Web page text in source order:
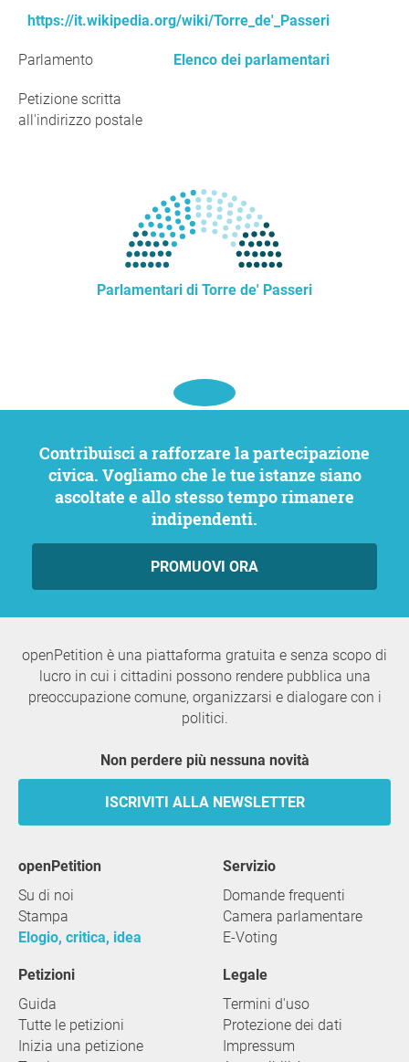
https://it.wikipedia.org/wiki/Torre_de'_Passeri
Parlamento Elenco dei parlamentari
Petizione scritta
all'indirizzo postale
Parlamentari di Torre de' Passeri
Contribuisci a rafforzare la partecipazione
civica. Vogliamo che le tue istanze siano
ascoltate e allo stesso tempo rimanere
indipendenti.
PROMUOVI ORA
openPetition è una piattaforma gratuita e senza scopo di
lucro in cui i cittadini possono rendere pubblica una
preoccupazione comune, organizzarsi e dialogare con i
politici.
Non perdere più nessuna novità
ISCRIVITI ALLA NEWSLETTER
openPetition
Su di noi
Stampa
Elogio, critica, idea
servizio
Domande frequenti
Camera parlamentare
E-Voting
Petizioni
Guida
Tutte le petizioni
Inizia una petizione
Legale
Termini d'uso
Protezione dei dati
Impressum